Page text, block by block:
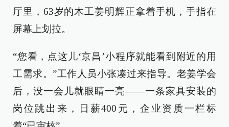
厅里，63岁的木工姜明辉正拿着手机，手指在
屏幕上划拉。
“您看，点这儿‘京昌’小程序就能看到附近的用
工需求。”工作人员小张凑过来指导。老姜学会
后，没一会儿就眼睛一亮——一条家具安装的
岗位跳出来，日薪400元，企业资质一栏标